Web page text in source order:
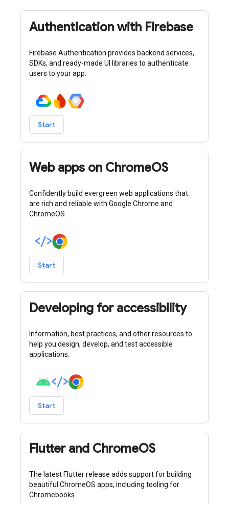
Authentication with Firebase
Firebase Authentication provides backend services,
SDKs, and ready-made UI libraries to authenticate
users to your app.
Start
Web apps on ChromeOS
Confidently build evergreen web applications that
are rich and reliable with Google Chrome and
ChromeOS.
Start
Developing for accessibility
Information, best practices, and other resources to
help you design, develop, and test accessible
applications.
Start
Flutter and ChromeOS
The latest Flutter release adds support for building
beautiful ChromeOS apps, including tooling for
Chromebooks.